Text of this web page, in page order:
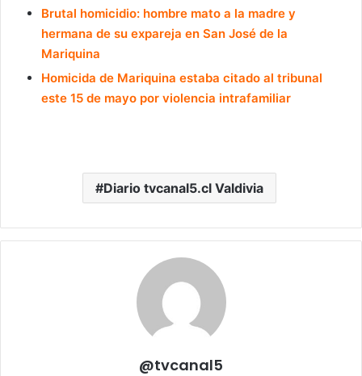
Brutal homicidio: hombre mato a la madre y
hermana de su expareja en San José de la
Mariquina
Homicida de Mariquina estaba citado al tribunal
este 15 de mayo por violencia intrafamiliar
Diario tvcanal5.cl Valdivia
@tvcanal5